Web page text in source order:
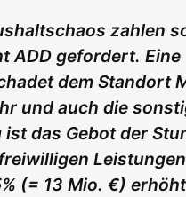
zahlen
ADD gefordert. Eine
dem Standort
und auch die
das Gebot der
(= 13 Mio. €)